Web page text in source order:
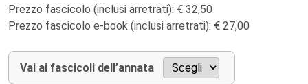
Prezzo fascicolo (inclusi arretrati): € 32,50
Prezzo fascicolo e-book (inclusi arretrati): € 27,00
Vai ai fascicoli dell’annata